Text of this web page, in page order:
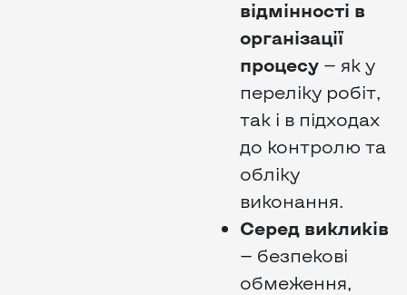
відмінності в
організації
процесу — як у
переліку робіт,
так і в підходах
до контролю та
обліку
виконання.
Серед викликів
— безпекові
обмеження,